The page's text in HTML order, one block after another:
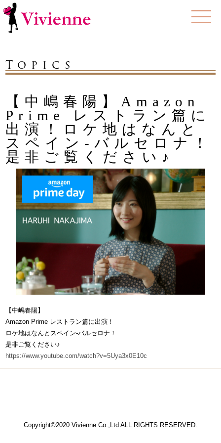
Topics
【中嶋春陽】Amazon
Prime レストラン篇に
出演！ロケ地はなんと
スペイン-バルセロナ！
是非ご覧ください♪
【中嶋春陽】
Amazon Prime レストラン篇に出演！
ロケ地はなんとスペイン-バルセロナ！
是非ご覧ください♪
https://www.youtube.com/watch?v=5Uya3x0E10c
Copyright©2020 Vivienne Co.,Ltd ALL RIGHTS RESERVED.